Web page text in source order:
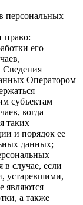
персональных
право:
его
Сведения
Оператором
субъектам
когда
таких
и порядок ее
данных;
случае, если
устаревшими,
являются
а также